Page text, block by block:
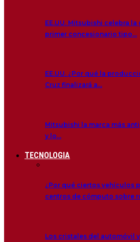
EE.UU. Mitsubishi celebra
primer concesionario tipo…
EE.UU. ¿Por qué la
Cruz finalizará a…
Mitsubishi la marca más
y lo…
TECNOLOGIA
¿Por qué ciertos vehículos
centros de cómputo sobre
Los cristales del automóvil